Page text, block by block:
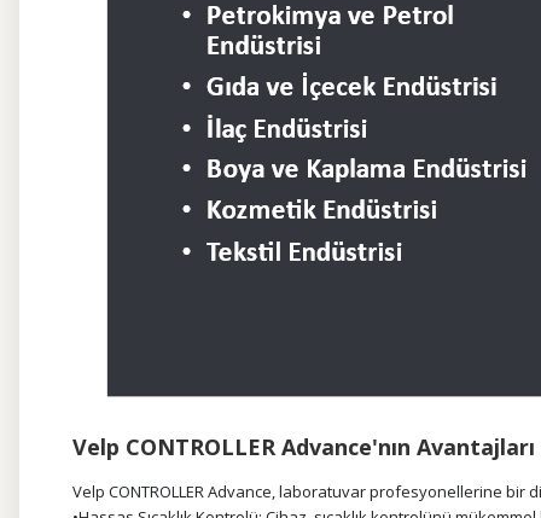
Velp CONTROLLER Advance'nın Avantajları
Velp CONTROLLER Advance, laboratuvar profesyonellerine bir